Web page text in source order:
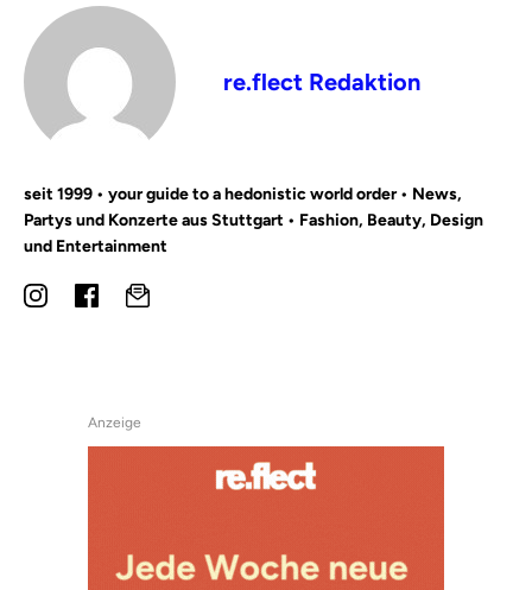
re.flect Redaktion
seit 1999 • your guide to a hedonistic world order • News,
Partys und Konzerte aus Stuttgart • Fashion, Beauty, Design
und Entertainment
Anzeige